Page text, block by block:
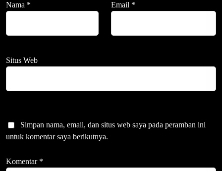
Nama * Email *
Situs Web
Simpan nama, email, dan situs web saya pada peramban ini
untuk komentar saya berikutnya.
Komentar *